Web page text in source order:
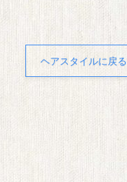
ヘアスタイルに戻る